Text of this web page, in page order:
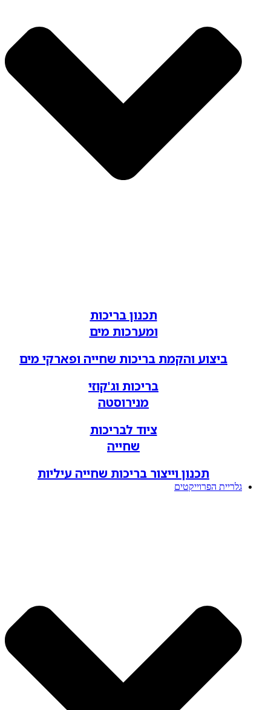
תכנון בריכות
ומערכות מים
ביצוע והקמת בריכות שחייה ופארקי מים
בריכות וג'קוזי
מנירוסטה
ציוד לבריכות
שחייה
תכנון וייצור בריכות שחייה עיליות
גלריית הפרוייקטים